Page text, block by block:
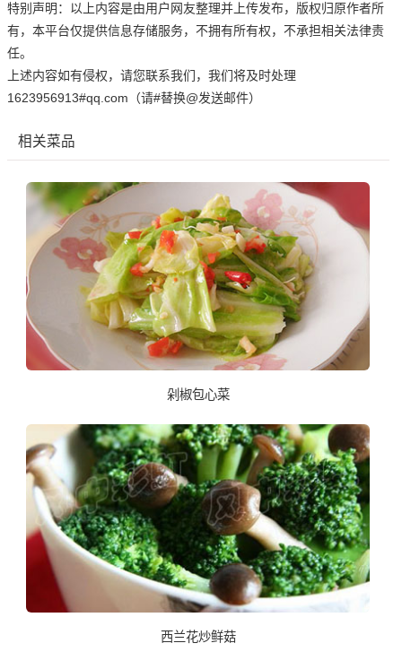
特别声明：以上内容是由用户网友整理并上传发布，版权归原作者所
有，本平台仅提供信息存储服务，不拥有所有权，不承担相关法律责
任。
上述内容如有侵权，请您联系我们，我们将及时处理
1623956913#qq.com（请#替换@发送邮件）
相关菜品
剁椒包心菜
西兰花炒鲜菇